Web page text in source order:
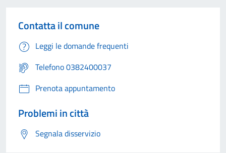
Contatta il comune
Leggi le domande frequenti
Telefono 0382400037
Prenota appuntamento
Problemi in città
Segnala disservizio